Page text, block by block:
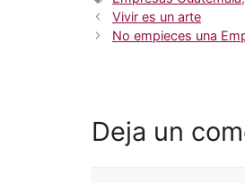
Vivir es un arte
No empieces una
Deja un